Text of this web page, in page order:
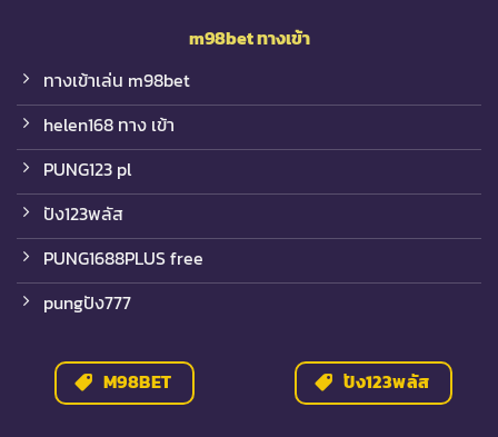
m98betทางเข้า
ทางเข้าเล่น m98bet
helen168 ทาง เข้า
PUNG123 pl
ปัง123พลัส
PUNG1688PLUS free
pungปัง777
M98BET ปัง123พลัส